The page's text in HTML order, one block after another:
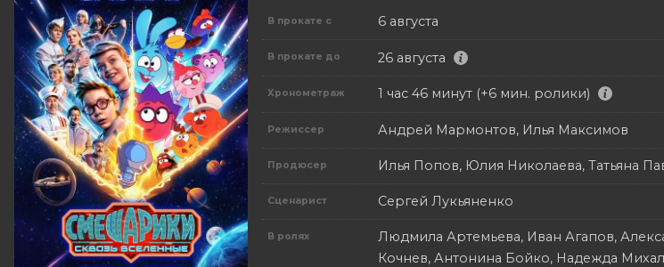
В прокате с 6 августа
В прокате до 26 августа
Хронометраж 1 час 46 минут (+6 мин. ролики)
Режиссер Андрей Мармонтов, Илья Максимов
Продюсер Илья Попов, Юлия Николаева, Татьяна
Сценарист Сергей Лукьяненко
В ролях
Людмила Артемьева, Иван Агапов,
Кочнев, Антонина Бойко, Надежда